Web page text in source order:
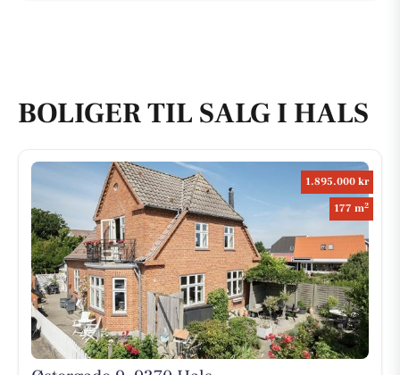
BOLIGER TIL SALG I HALS
1.895.000 kr
177 m2